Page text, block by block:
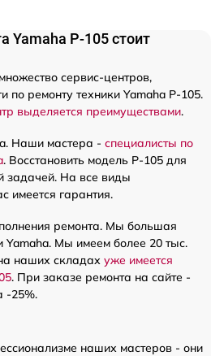
Yamaha P-105 стоит
сервис-центров,
по ремонту техники Yamaha P-105.
выделяется преимуществами.
Наши мастера - специалисты по
. Восстановить модель P-105 для
задачей. На все виды
имеется гарантия.
ремонта. Мы большая
Yamaha. Мы имеем более 20 тыс.
наших складах уже имеется
. При заказе ремонта на сайте -
-25%.
наших мастеров - они